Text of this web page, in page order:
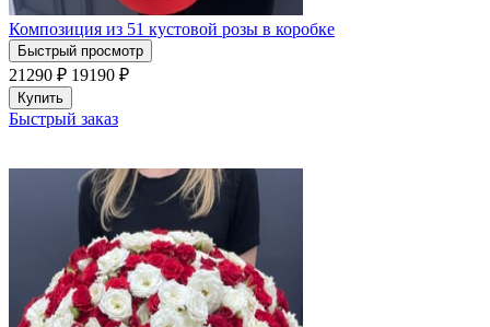
Композиция из 51 кустовой розы в коробке
Быстрый просмотр
21290 ₽ 19190 ₽
Купить
Быстрый заказ